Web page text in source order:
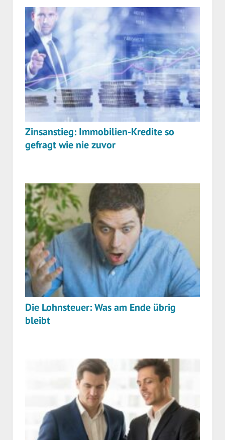
Zinsanstieg: Immobilien-Kredite so
gefragt wie nie zuvor
Die Lohnsteuer: Was am Ende übrig
bleibt